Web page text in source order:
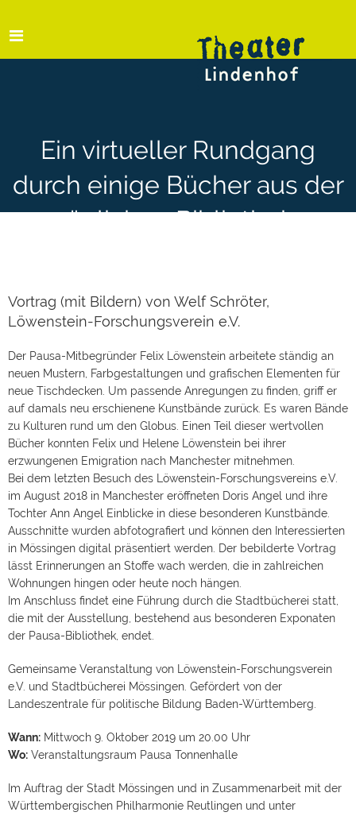
Ein virtueller Rundgang
durch einige Bücher aus der
persönlichen Bibliothek von
Vortrag (mit Bildern) von Welf Schröter,
Löwenstein-Forschungsverein e.V.
Der Pausa-Mitbegründer Felix Löwenstein arbeitete ständig an
neuen Mustern, Farbgestaltungen und grafischen Elementen für
neue Tischdecken. Um passende Anregungen zu finden, griff er
auf damals neu erschienene Kunstbände zurück. Es waren Bände
zu Kulturen rund um den Globus. Einen Teil dieser wertvollen
Bücher konnten Felix und Helene Löwenstein bei ihrer
erzwungenen Emigration nach Manchester mitnehmen.
Bei dem letzten Besuch des Löwenstein-Forschungsvereins e.V.
im August 2018 in Manchester eröffneten Doris Angel und ihre
Tochter Ann Angel Einblicke in diese besonderen Kunstbände.
Ausschnitte wurden abfotografiert und können den Interessierten
in Mössingen digital präsentiert werden. Der bebilderte Vortrag
lässt Erinnerungen an Stoffe wach werden, die in zahlreichen
Wohnungen hingen oder heute noch hängen.
Im Anschluss findet eine Führung durch die Stadtbücherei statt,
die mit der Ausstellung, bestehend aus besonderen Exponaten
der Pausa-Bibliothek, endet.
Gemeinsame Veranstaltung von Löwenstein-Forschungsverein
e.V. und Stadtbücherei Mössingen. Gefördert von der
Landeszentrale für politische Bildung Baden-Württemberg.
Wann: Mittwoch 9. Oktober 2019 um 20.00 Uhr
Wo: Veranstaltungsraum Pausa Tonnenhalle
Im Auftrag der Stadt Mössingen und in Zusammenarbeit mit der
Württembergischen Philharmonie Reutlingen und unter